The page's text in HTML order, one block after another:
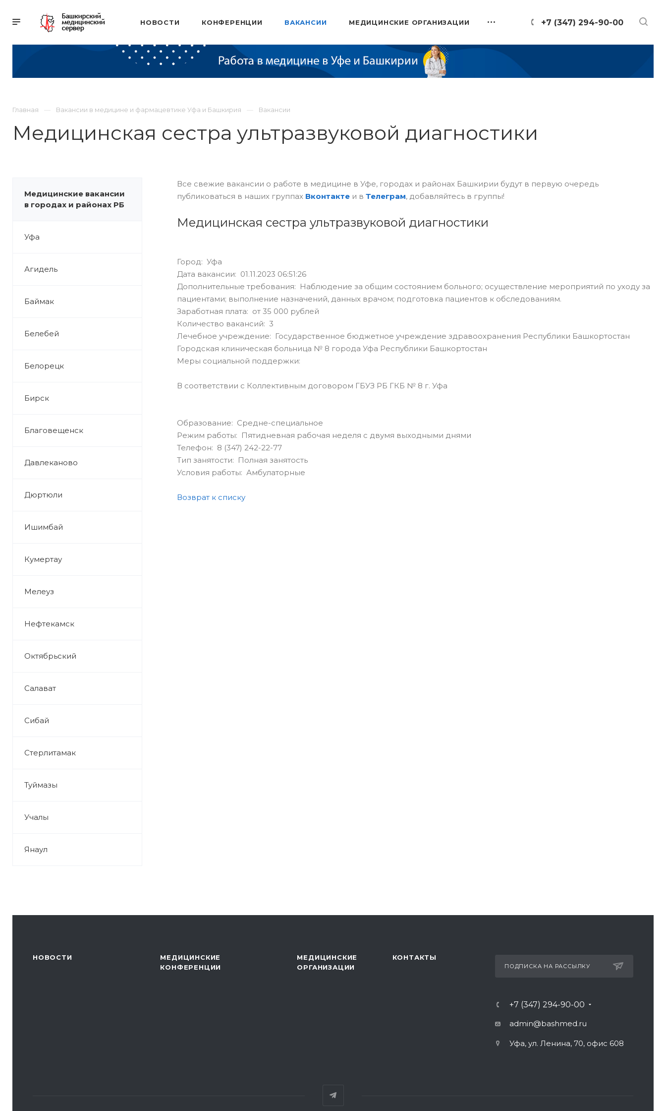
+7 (347) 294-90-00
НОВОСТИ КОНФЕРЕНЦИИ ВАКАНСИИ МЕДИЦИНСКИЕ ОРГАНИЗАЦИИ
Главная Вакансии в медицине и фармацевтике Уфа и Башкирия Вакансии
Медицинская сестра ультразвуковой диагностики
Медицинские вакансии
в городах и районах РБ
Уфа
Агидель
Баймак
Белебей
Белорецк
Бирск
Благовещенск
Давлеканово
Дюртюли
Ишимбай
Кумертау
Мелеуз
Нефтекамск
Октябрьский
Салават
Сибай
Стерлитамак
Туймазы
Учалы
Янаул
Все свежие вакансии о работе в медицине в Уфе, городах и районах Башкирии будут в первую очередь
публиковаться в наших группах Вконтактеи в Телеграм, добавляйтесь в группы!
Медицинская сестра ультразвуковой диагностики
Город: Уфа
Дата вакансии: 01.11.2023 06:51:26
Дополнительные требования: Наблюдение за общим состоянием больного; осуществление мероприятий по уходу за
пациентами; выполнение назначений, данных врачом; подготовка пациентов к обследованиям.
Заработная плата: от 35 000 рублей
Количество вакансий: 3
Лечебное учреждение: Государственное бюджетное учреждение здравоохранения Республики Башкортостан
Городская клиническая больница № 8 города Уфа Республики Башкортостан
Меры социальной поддержки:
В соответствии с Коллективным договором ГБУЗ РБ ГКБ № 8 г. Уфа
Образование: Средне-специальное
Режим работы: Пятидневная рабочая неделя с двумя выходными днями
Телефон: 8 (347) 242-22-77
Тип занятости: Полная занятость
Условия работы: Амбулаторные
Возврат к списку
НОВОСТИ
МЕДИЦИНСКИЕ
КОНФЕРЕНЦИИ
МЕДИЦИНСКИЕ
ОРГАНИЗАЦИИ
КОНТАКТЫ
ПОДПИСКА НА РАССЫЛКУ
+7 (347) 294-90-00
admin@bashmed.ru
Уфа, ул. Ленина, 70, офис 608